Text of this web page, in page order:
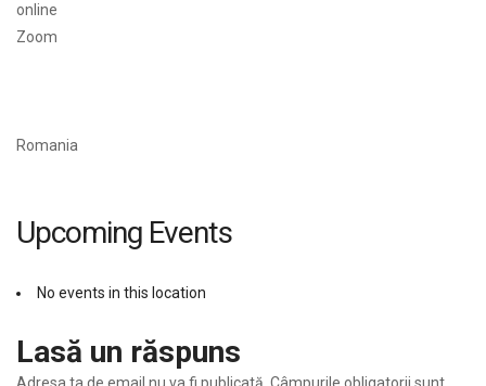
online
Zoom
Romania
Upcoming Events
No events in this location
Lasă un răspuns